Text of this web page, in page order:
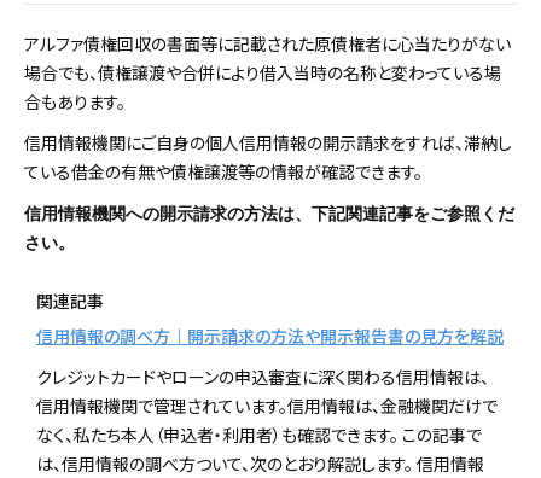
アルファ債権回収の書面等に記載された原債権者に心当たりがない
場合でも、債権譲渡や合併により借入当時の名称と変わっている場
合もあります。
信用情報機関にご自身の個人信用情報の開示請求をすれば、滞納し
ている借金の有無や債権譲渡等の情報が確認できます。
信用情報機関への開示請求の方法は、下記関連記事をご参照くだ
さい。
関連記事
信用情報の調べ方｜開示請求の方法や開示報告書の見方を解説
クレジットカードやローンの申込審査に深く関わる信用情報は、
信用情報機関で管理されています。信用情報は、金融機関だけで
なく、私たち本人（申込者・利用者）も確認できます。 この記事で
は、信用情報の調べ方ついて、次のとおり解説します。 信用情報